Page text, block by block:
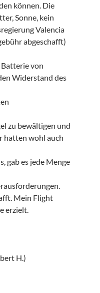
können. Die
Sonne, kein
Valencia
abgeschafft)
Batterie von
Widerstand des
zu bewältigen und
hatten wohl auch
gab es jede Menge
Mein Flight
erzielt.
H.)